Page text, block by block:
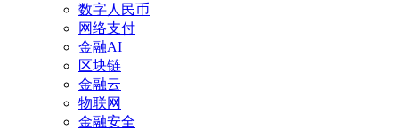
数字人民币
网络支付
金融AI
区块链
金融云
物联网
金融安全